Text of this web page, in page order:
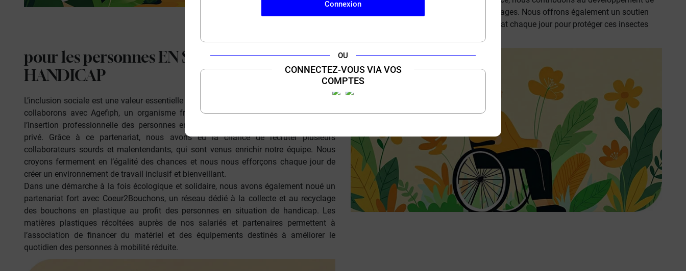
Connexion
OU
CONNECTEZ-VOUS VIA VOS
COMPTES
nouvelles colonies dans les espaces sauvages. Nous offrons également un soutien
financier à une filière en difficulté, qui se bat chaque jour pour protéger ces insectes
pour les personnesEN SITUATION DE
HANDICAP
L’inclusion sociale est une valeur essentielle chez Kumulus Vape. C’est pourquoi nous
collaborons avecAgefiph, un organisme français dont la mission est defavoriser
l’insertion professionnelle des personnes en situation de handicap
privé. Grâce à ce partenariat, nous avons eu la chance de recruter plusieurs
collaborateurs sourds et malentendants, qui sont venus enrichir notre équipe. Nous
croyons fermement en l’égalité des chances et nous nous efforçons chaque jour de
créer un environnement de travail inclusif et bienveillant.
Dans une démarche à la fois écologique et solidaire, nous avons également noué un
partenariat fort avec Coeur2Bouchons, un réseau dédié à la collecte et au recyclage
des bouchons en plastique au profit des personnes en situation de handicap. Les
matières plastiques récoltées auprès de nos salariés et partenaires permettent à
l’association de financer du matériel et des équipements destinés à améliorer le
quotidien des personnes à mobilité réduite.